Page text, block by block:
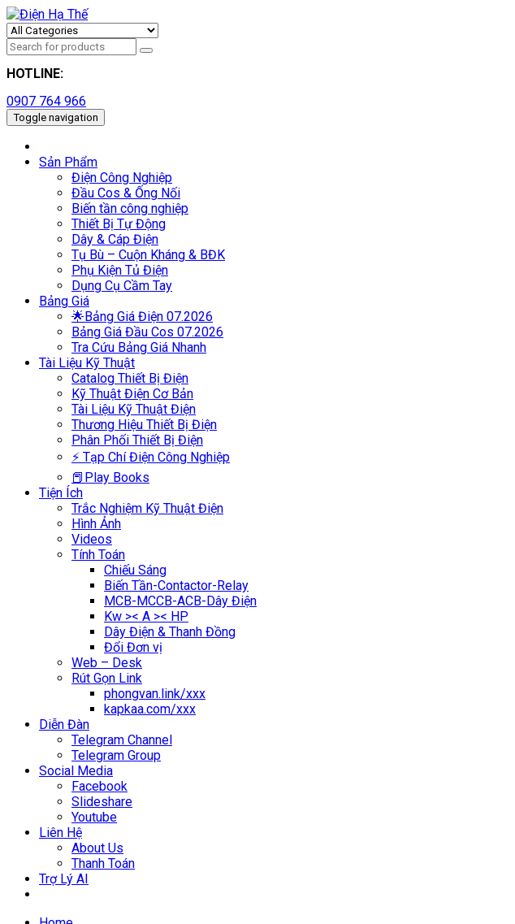
HOTLINE:
0907 764 966
Toggle navigation
Sản Phẩm
Điện Công Nghiệp
Đầu Cos & Ống Nối
Biến tần công nghiệp
Thiết Bị Tự Động
Dây & Cáp Điện
Tụ Bù – Cuộn Kháng & BĐK
Phụ Kiện Tủ Điện
Dụng Cụ Cầm Tay
Bảng Giá
🌟Bảng Giá Điện 07.2026
Bảng Giá Đầu Cos 07.2026
Tra Cứu Bảng Giá Nhanh
Tài Liệu Kỹ Thuật
Catalog Thiết Bị Điện
Kỹ Thuật Điện Cơ Bản
Tài Liệu Kỹ Thuật Điện
Thương Hiệu Thiết Bị Điện
Phân Phối Thiết Bị Điện
⚡ Tạp Chí Điện Công Nghiệp
📕Play Books
Tiện Ích
Trắc Nghiệm Kỹ Thuật Điện
Hình Ảnh
Videos
Tính Toán
Chiếu Sáng
Biến Tần-Contactor-Relay
MCB-MCCB-ACB-Dây Điện
Kw >< A >< HP
Dây Điện & Thanh Đồng
Đổi Đơn vị
Web – Desk
Rút Gọn Link
phongvan.link/xxx
kapkaa.com/xxx
Diễn Đàn
Telegram Channel
Telegram Group
Social Media
Facebook
Slideshare
Youtube
Liên Hệ
About Us
Thanh Toán
Trợ Lý AI